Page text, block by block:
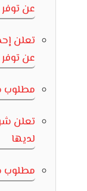
عن
تعلن
عن
مطلوب
تعلن
لديها
مطلوب